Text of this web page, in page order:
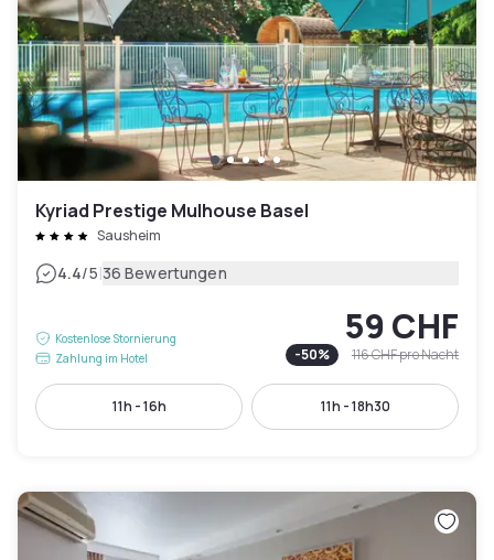
Kyriad Prestige Mulhouse Basel
Sausheim
4.4/5|36 Bewertungen
Kostenlose Stornierung
Zahlung im Hotel
59 CHF
-50% 116 CHFpro Nacht
11h - 16h 11h - 18h30